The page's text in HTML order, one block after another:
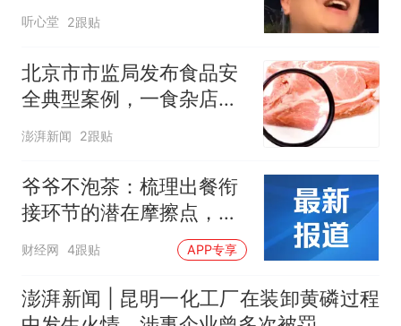
板全额退
听心堂 2跟贴
北京市市监局发布食品安
全典型案例，一食杂店用
猪肉冒出牛肉被罚
澎湃新闻 2跟贴
爷爷不泡茶：梳理出餐衔
接环节的潜在摩擦点，完
善与配送伙伴的沟通标准
财经网 4跟贴 APP专享
澎湃新闻 | 昆明一化工厂在装卸黄磷过程